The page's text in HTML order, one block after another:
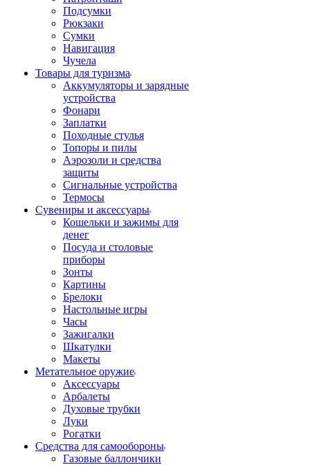
Подсумки
Рюкзаки
Сумки
Навигация
Чучела
Товары для туризма
Аккумуляторы и зарядные
устройства
Фонари
Заплатки
Походные стулья
Топоры и пилы
Аэрозоли и средства
защиты
Сигнальные устройства
Термосы
Сувениры и аксессуары
Кошельки и зажимы для
денег
Посуда и столовые
приборы
Зонты
Картины
Брелоки
Настольные игры
Часы
Зажигалки
Шкатулки
Макеты
Метательное оружие
Аксессуары
Арбалеты
Духовые трубки
Луки
Рогатки
Средства для самообороны
Газовые баллончики